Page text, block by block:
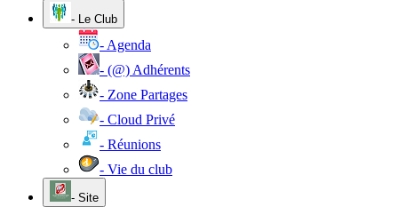
- Le Club
- Agenda
- (@) Adhérents
- Zone Partages
- Cloud Privé
- Réunions
- Vie du club
- Site